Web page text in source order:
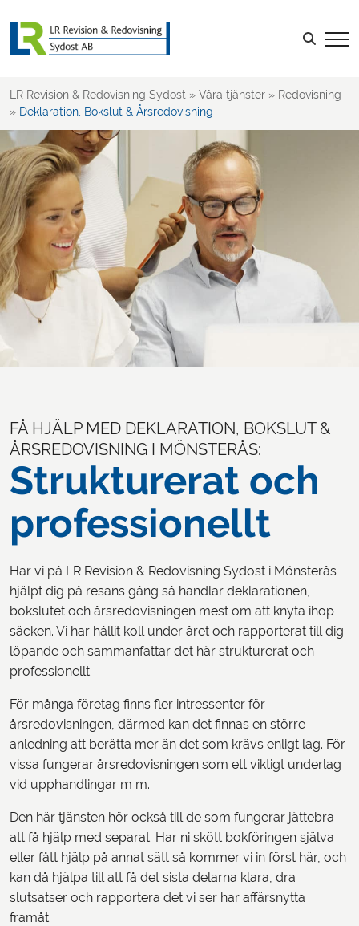
Leverantörsfakturor
Kundfakturor
Projektredovisning
Kalkyler & Budget
Rapportering & Uppföljning
Deklaration, Bokslut & Årsredovisning
Rådgivning kring redovisning
Revision
Skatt
Rådgivning
Sök efter:
LR Revision & Redovisning Sydost » Våra tjänster » Redovisning
» Deklaration, Bokslut & Årsredovisning
FÅ HJÄLP MED DEKLARATION, BOKSLUT &
ÅRSREDOVISNING I MÖNSTERÅS:
Strukturerat och
professionellt
Har vi på LR Revision & Redovisning Sydost i Mönsterås
hjälpt dig på resans gång så handlar deklarationen,
bokslutet och årsredovisningen mest om att knyta ihop
säcken. Vi har hållit koll under året och rapporterat till dig
löpande och sammanfattar det här strukturerat och
professionellt.
För många företag finns fler intressenter för
årsredovisningen, därmed kan det finnas en större
anledning att berätta mer än det som krävs enligt lag. För
vissa fungerar årsredovisningen som ett viktigt underlag
vid upphandlingar m m.
Den här tjänsten hör också till de som fungerar jättebra
att få hjälp med separat. Har ni skött bokföringen själva
eller fått hjälp på annat sätt så kommer vi in först här, och
kan då hjälpa till att få det sista delarna klara, dra
slutsatser och rapportera det vi ser har affärsnytta
framåt.